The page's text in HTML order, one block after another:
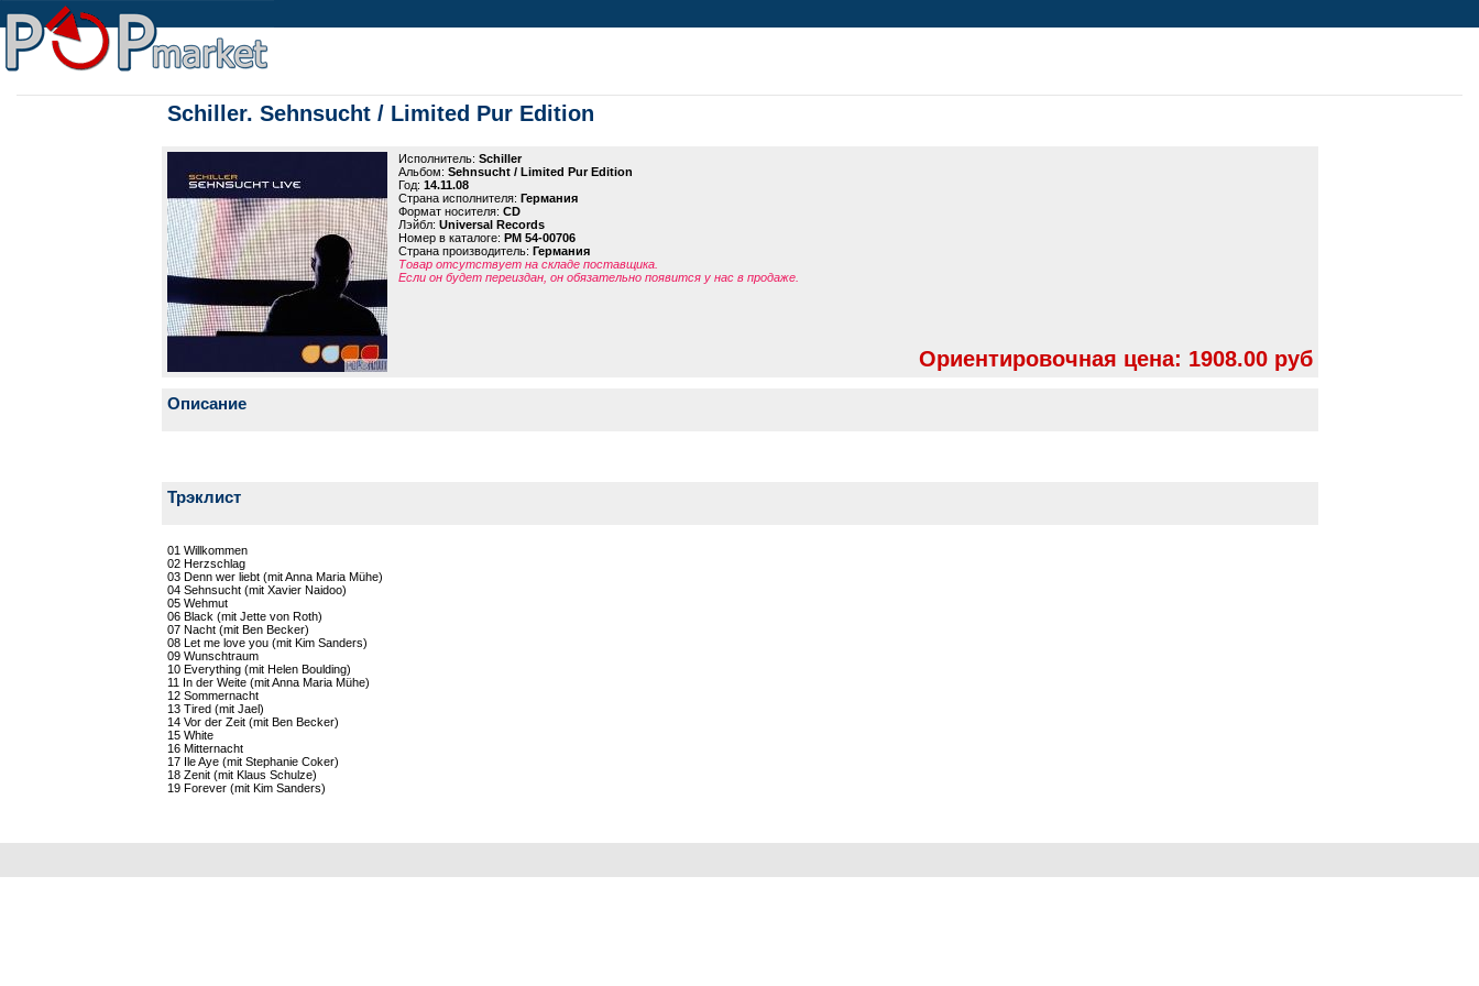
Schiller. Sehnsucht / Limited Pur Edition
Исполнитель: Schiller
Альбом: Sehnsucht / Limited Pur Edition
Год: 14.11.08
Страна исполнителя: Германия
Формат носителя: CD
Лэйбл: Universal Records
Номер в каталоге: PM 54-00706
Страна производитель: Германия
Товар отсутствует на складе поставщика.
Если он будет переиздан, он обязательно появится у нас в продаже.
Ориентировочная цена: 1908.00 руб
Описание
Трэклист
01 Willkommen
02 Herzschlag
03 Denn wer liebt (mit Anna Maria Mühe)
04 Sehnsucht (mit Xavier Naidoo)
05 Wehmut
06 Black (mit Jette von Roth)
07 Nacht (mit Ben Becker)
08 Let me love you (mit Kim Sanders)
09 Wunschtraum
10 Everything (mit Helen Boulding)
11 In der Weite (mit Anna Maria Mühe)
12 Sommernacht
13 Tired (mit Jael)
14 Vor der Zeit (mit Ben Becker)
15 White
16 Mitternacht
17 Ile Aye (mit Stephanie Coker)
18 Zenit (mit Klaus Schulze)
19 Forever (mit Kim Sanders)